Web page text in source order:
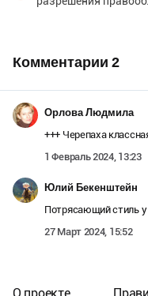
Комментарии 2
Орлова Людмила
+++ Черепаха
1 Февраль 2024, 13:23
Юлий Бекенштейн
Потрясающий стиль
27 Март 2024, 15:52